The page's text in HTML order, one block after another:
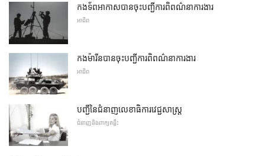
កងទ័ពអាកាសបានចុះបញ្ជីការពិពណ៌នាការងារ
អាជីព
កងម៉ារីនបានចុះបញ្ជីការពិពណ៌នាការងារ
អាជីព
បញ្ជីនៃជំនាញលេខាធិការវេជ្ជសាស្ត្រ
ជំនាញនិងពាក្យគន្លឹះ